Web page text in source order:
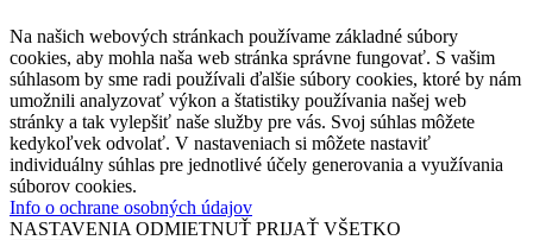
Na našich webových stránkach používame základné súbory
cookies, aby mohla naša web stránka správne fungovať. S vašim
súhlasom by sme radi používali ďalšie súbory cookies, ktoré by nám
umožnili analyzovať výkon a štatistiky používania našej web
stránky a tak vylepšiť naše služby pre vás. Svoj súhlas môžete
kedykoľvek odvolať. V nastaveniach si môžete nastaviť
individuálny súhlas pre jednotlivé účely generovania a využívania
súborov cookies.
Info o ochrane osobných údajov
NASTAVENIA ODMIETNUŤ PRIJAŤ VŠETKO